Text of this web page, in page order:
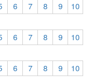
6 7 8 9
10
6 7 8 9
10
6 7 8 9 10